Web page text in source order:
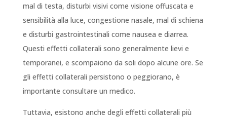
mal di testa, disturbi visivi come visione offuscata e
sensibilità alla luce, congestione nasale, mal di schiena
e disturbi gastrointestinali come nausea e diarrea.
Questi effetti collaterali sono generalmente lievi e
temporanei, e scompaiono da soli dopo alcune ore. Se
gli effetti collaterali persistono o peggiorano, è
importante consultare un medico.
Tuttavia, esistono anche degli effetti collaterali più